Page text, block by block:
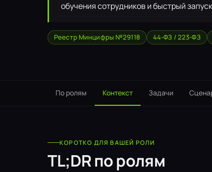
обучения сотрудников и быстрый
Реестр Минцифры №29118 44-ФЗ / 223-ФЗ
По ролям Контекст Задачи
КОРОТКО ДЛЯ ВАШЕЙ РОЛИ
TL;DR по ролям